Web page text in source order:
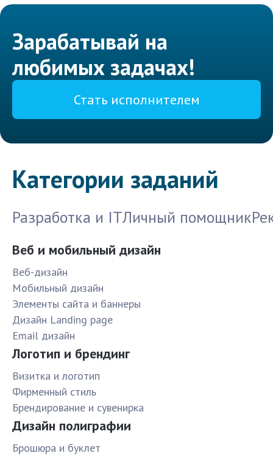
Зарабатывай на
любимых задачах!
Стать исполнителем
Категории заданий
Разработка и ITЛичный помощник
Веб и мобильный дизайн
Веб-дизайн
Мобильный дизайн
Элементы сайта и баннеры
Дизайн Landing page
Email дизайн
Логотип и брендинг
Визитка и логотип
Фирменный стиль
Брендирование и сувенирка
Дизайн полиграфии
Брошюра и буклет